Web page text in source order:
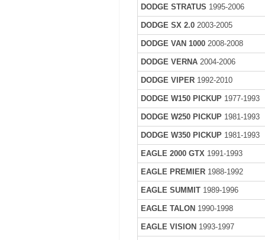
DODGE STRATUS 1995-2006
DODGE SX 2.0 2003-2005
DODGE VAN 1000 2008-2008
DODGE VERNA 2004-2006
DODGE VIPER 1992-2010
DODGE W150 PICKUP 1977-1993
DODGE W250 PICKUP 1981-1993
DODGE W350 PICKUP 1981-1993
EAGLE 2000 GTX 1991-1993
EAGLE PREMIER 1988-1992
EAGLE SUMMIT 1989-1996
EAGLE TALON 1990-1998
EAGLE VISION 1993-1997